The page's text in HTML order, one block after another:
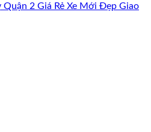
Quận 2 Giá Rẻ Xe Mới Đẹp Giao